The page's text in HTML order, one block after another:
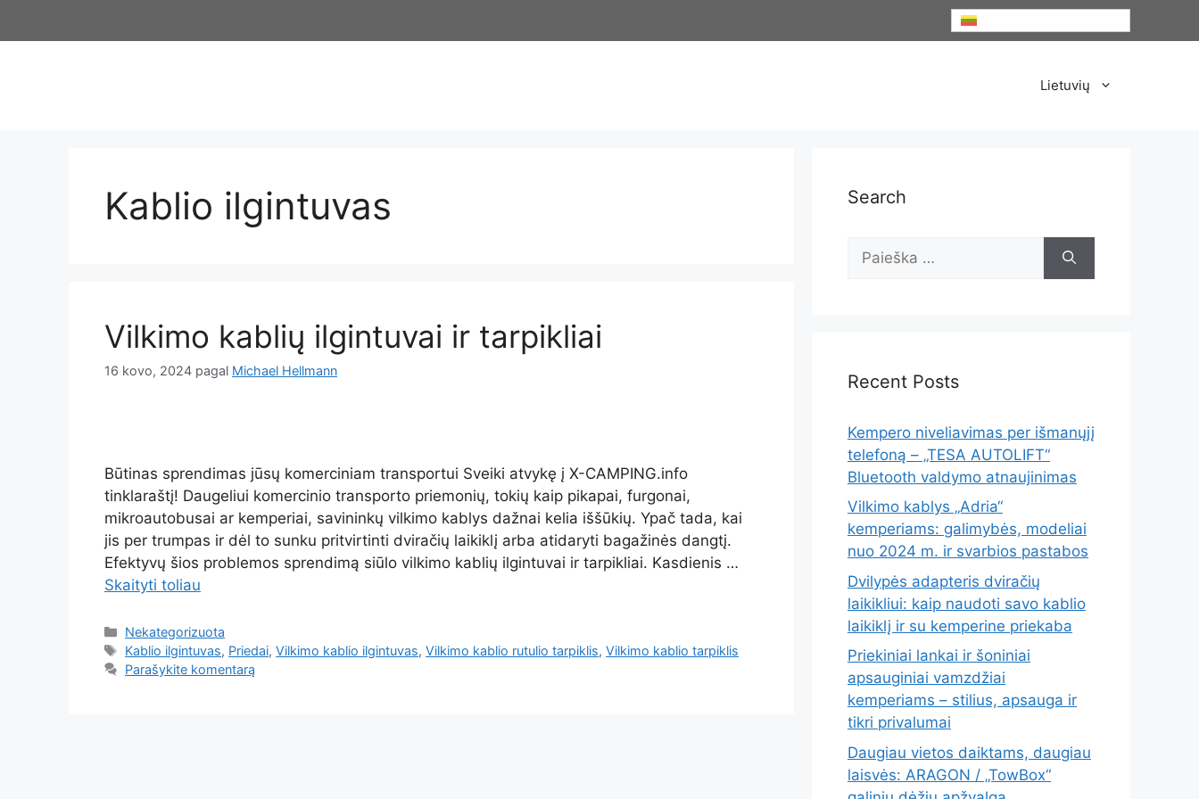
Lietuvių
Kablio ilgintuvas
Vilkimo kablių ilgintuvai ir tarpikliai
16 kovo, 2024 pagal Michael Hellmann
Būtinas sprendimas jūsų komerciniam transportui Sveiki atvykę į X-CAMPING.info
tinklaraštį! Daugeliui komercinio transporto priemonių, tokių kaip pikapai, furgonai,
mikroautobusai ar kemperiai, savininkų vilkimo kablys dažnai kelia iššūkių. Ypač tada, kai
jis per trumpas ir dėl to sunku pritvirtinti dviračių laikiklį arba atidaryti bagažinės dangtį.
Efektyvų šios problemos sprendimą siūlo vilkimo kablių ilgintuvai ir tarpikliai. Kasdienis …
Skaityti toliau
Kategorijos
Nekategorizuota
Žymos
Kablio ilgintuvas, Priedai,Vilkimo kablio ilgintuvas,Vilkimo kablio rutulio tarpiklis,Vilkimo kablio tarpiklis
Parašykite komentarą
Search
Recent Posts
Kempero niveliavimas per išmanųjį
telefoną – „TESA AUTOLIFT“
Bluetooth valdymo atnaujinimas
Vilkimo kablys „Adria“
kemperiams: galimybės, modeliai
nuo 2024 m. ir svarbios pastabos
Dvilypės adapteris dviračių
laikikliui: kaip naudoti savo kablio
laikiklį ir su kemperine priekaba
Priekiniai lankai ir šoniniai
apsauginiai vamzdžiai
kemperiams – stilius, apsauga ir
tikri privalumai
Daugiau vietos daiktams, daugiau
laisvės: ARAGON / „TowBox“